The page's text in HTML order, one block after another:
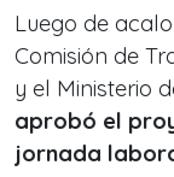
Luego de
Comisión de
y el Ministerio
aprobó el
jornada